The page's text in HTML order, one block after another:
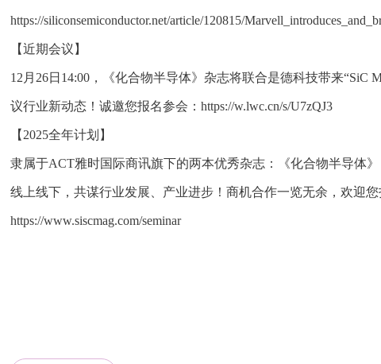
https://siliconsemiconductor.net/article/120815/
【近期会议】
12月26日14:00，《化合物半导体》杂志将联合是德科技带来
议行业新动态！诚邀您报名参会：https://w.lwc.cn/s/U7zQJ3
【2025全年计划】
隶属于ACT雅时国际商讯旗下的两本优秀杂志：《化合物半导体
线上线下，共谋行业发展、产业进步！商机合作一览无余，欢迎您
https://www.siscmag.com/seminar